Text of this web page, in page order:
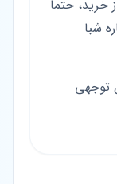
از خرید، حتماً
شبا
توجهی